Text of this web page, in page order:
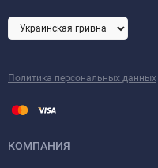
Политика персональных данных
КОМПАНИЯ